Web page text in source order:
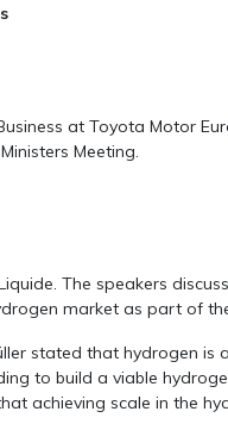
at Toyota Motor
Meeting.
The speakers
market as part of
stated that hydrogen
to build a viable
achieving scale in the